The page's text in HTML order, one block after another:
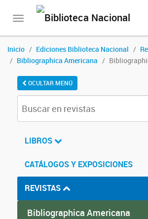
Toggle
Inicio Ediciones Biblioteca Nacional
Bibliographica Americana
OCULTAR MENÚ
LIBROS
CATÁLOGOS Y EXPOSICIONES
REVISTAS
Bibliographica Americana